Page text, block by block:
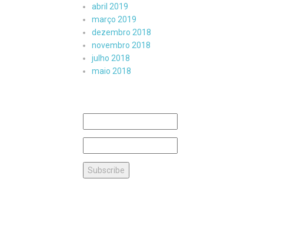
abril 2019
março 2019
dezembro 2018
novembro 2018
julho 2018
maio 2018